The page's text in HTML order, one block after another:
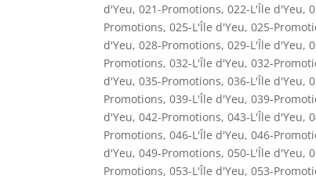
d'Yeu, 021-Promotions, 022-L'Île d'Yeu,
Promotions, 025-L'Île d'Yeu, 025-
d'Yeu, 028-Promotions, 029-L'Île d'Yeu,
Promotions, 032-L'Île d'Yeu, 032-
d'Yeu, 035-Promotions, 036-L'Île d'Yeu,
Promotions, 039-L'Île d'Yeu, 039-
d'Yeu, 042-Promotions, 043-L'Île d'Yeu,
Promotions, 046-L'Île d'Yeu, 046-
d'Yeu, 049-Promotions, 050-L'Île d'Yeu,
Promotions, 053-L'Île d'Yeu, 053-